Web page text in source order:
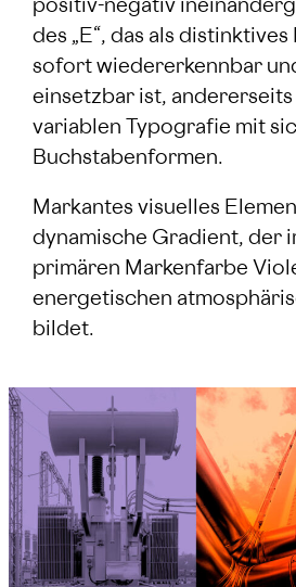
positiv-negativ
des „E“, das als
sofort wiedererkennbar
einsetzbar ist,
variablen Typografie mit
Buchstabenformen.
Markantes visuelles
dynamische Gradient, der
primären Markenfarbe
energetischen
bildet.